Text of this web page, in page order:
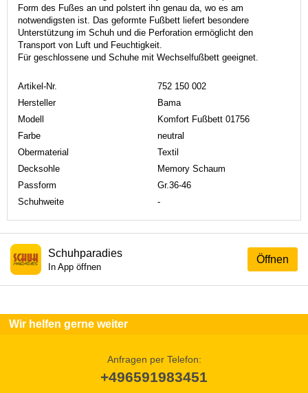
Form des Fußes an und polstert ihn genau da, wo es am
notwendigsten ist. Das geformte Fußbett liefert besondere
Unterstützung im Schuh und die Perforation ermöglicht den
Transport von Luft und Feuchtigkeit.
Für geschlossene und Schuhe mit Wechselfußbett geeignet.
Artikel-Nr.
752 150 002
Hersteller
Bama
Modell
Komfort Fußbett 01756
Farbe
neutral
Obermaterial
Textil
Decksohle
Memory Schaum
Passform
Gr.36-46
Schuhweite
-
Öffnen
Schuhparadies
In App öffnen
Wir helfen gerne weiter
Anfragen per Telefon:
+496591983451